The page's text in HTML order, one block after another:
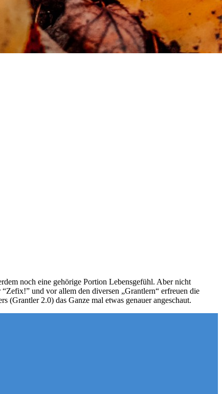
noch eine gehörige Portion Lebensgefühl. Aber nicht
und vor allem den diversen „Grantlern“ erfreuen die
(Grantler 2.0) das Ganze mal etwas genauer angeschaut.